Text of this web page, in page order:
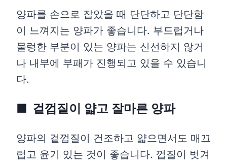
양파를 손으로 잡았을 때 단단하고 단단함
이 느껴지는 양파가 좋습니다. 부드럽거나
물렁한 부분이 있는 양파는 신선하지 않거
나 내부에 부패가 진행되고 있을 수 있습니
다.
겉껍질이 얇고 잘마른 양파
양파의 겉껍질이 건조하고 얇으면서도 매끄
럽고 윤기 있는 것이 좋습니다. 껍질이 벗겨